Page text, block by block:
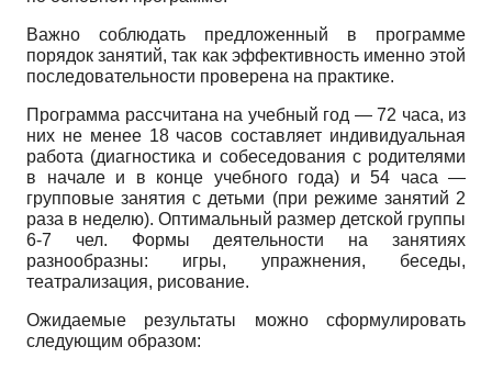
Важно соблюдать предложенный в программе
порядок занятий, так как эффективность именно этой
последовательности проверена на практике.
Программа рассчитана на учебный год — 72 часа, из
них не менее 18 часов составляет индивидуальная
работа (диагностика и собеседования с родителями
в начале и в конце учебного года) и 54 часа —
групповые занятия с детьми (при режиме занятий 2
раза в неделю). Оптимальный размер детской группы
6-7 чел. Формы деятельности на занятиях
разнообразны: игры, упражнения, беседы,
театрализация, рисование.
Ожидаемые результаты можно сформулировать
следующим образом: